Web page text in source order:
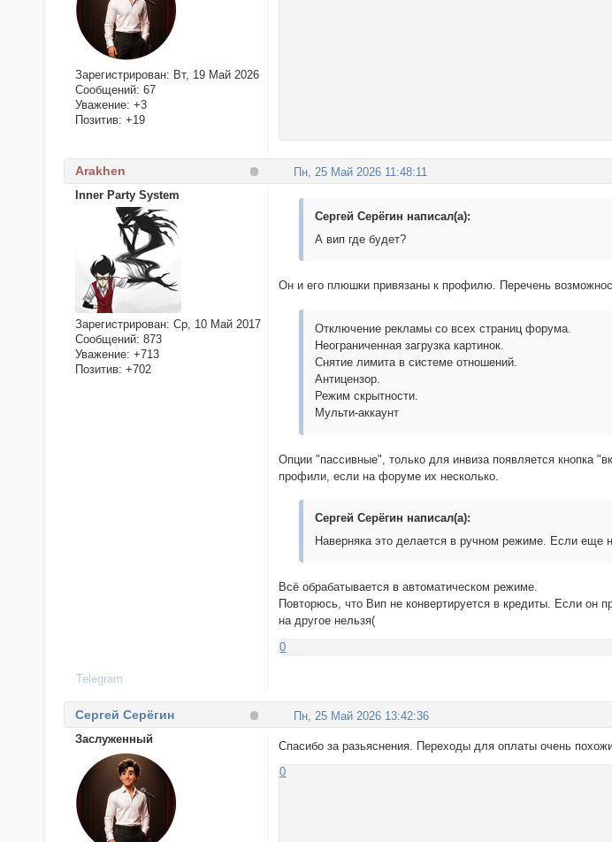
Зарегистрирован: Вт, 19 Май 2026
Сообщений: 67
Уважение: +3
Позитив: +19
Пн, 25 Май 2026 11:48:11
Arakhen
Inner Party System
Зарегистрирован: Ср, 10 Май 2017
Сообщений: 873
Уважение: +713
Позитив: +702
Сергей Серёгин написал(а):
А вип где будет?
Он и его плюшки привязаны к профилю. Перечень
Отключение рекламы со всех страниц форума.
Неограниченная загрузка картинок.
Снятие лимита в системе отношений.
Антицензор.
Режим скрытности.
Мульти-аккаунт
Опции "пассивные", только для инвиза появляется кнопка
профили, если на форуме их несколько.
Сергей Серёгин написал(а):
Наверняка это делается в ручном режиме. Если еще
Всё обрабатывается в автоматическом режиме.
Повторюсь, что Вип не конвертируется в кредиты. Если он
на другое нельзя(
0
Telegram
Пн, 25 Май 2026 13:42:36
Сергей Серёгин
Заслуженный
Спасибо за разьяснения. Переходы для оплаты очень
0